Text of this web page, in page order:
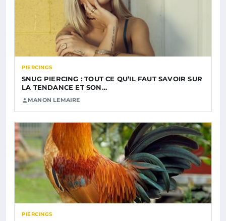
PIERCINGS
SNUG PIERCING : TOUT CE QU’IL FAUT SAVOIR SUR
LA TENDANCE ET SON…
MANON LEMAIRE
PIERCINGS